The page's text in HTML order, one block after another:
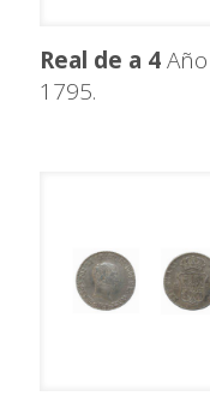
Real de a 4Año
1795.